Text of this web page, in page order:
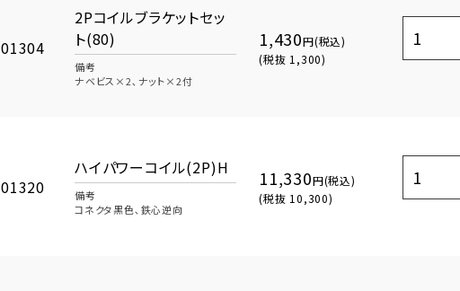
01304
2Pコイルブラケットセッ
ト(80)
備考
ナベビス×2､ナット×2付
1,430円(税込)
(税抜 1,300)
01320
ハイパワーコイル(2P)H
備考
コネクタ黒色､鉄心逆向
11,330円(税込)
(税抜 10,300)